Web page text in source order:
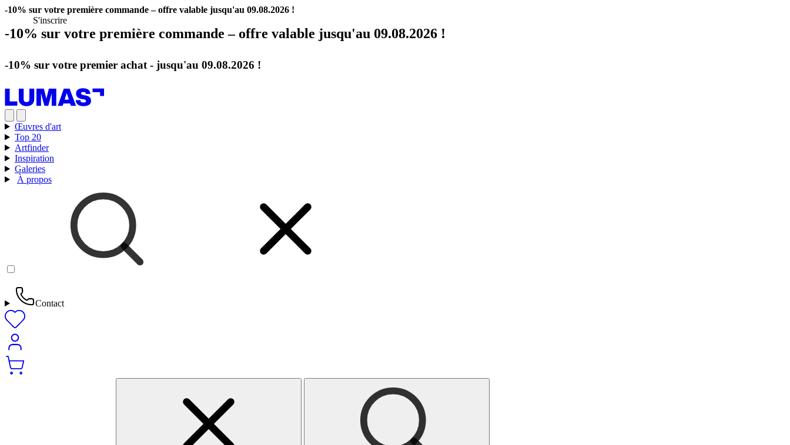
-10% sur votre première commande – offre valable jusqu'au 09.08.2026 !
S'inscrire
-10% sur votre première commande – offre valable jusqu'au 09.08.2026 !
-10% sur votre premier achat - jusqu'au 09.08.2026 !
Œuvres d'art
Top 20
Artfinder
Inspiration
Galeries
À propos
Contact